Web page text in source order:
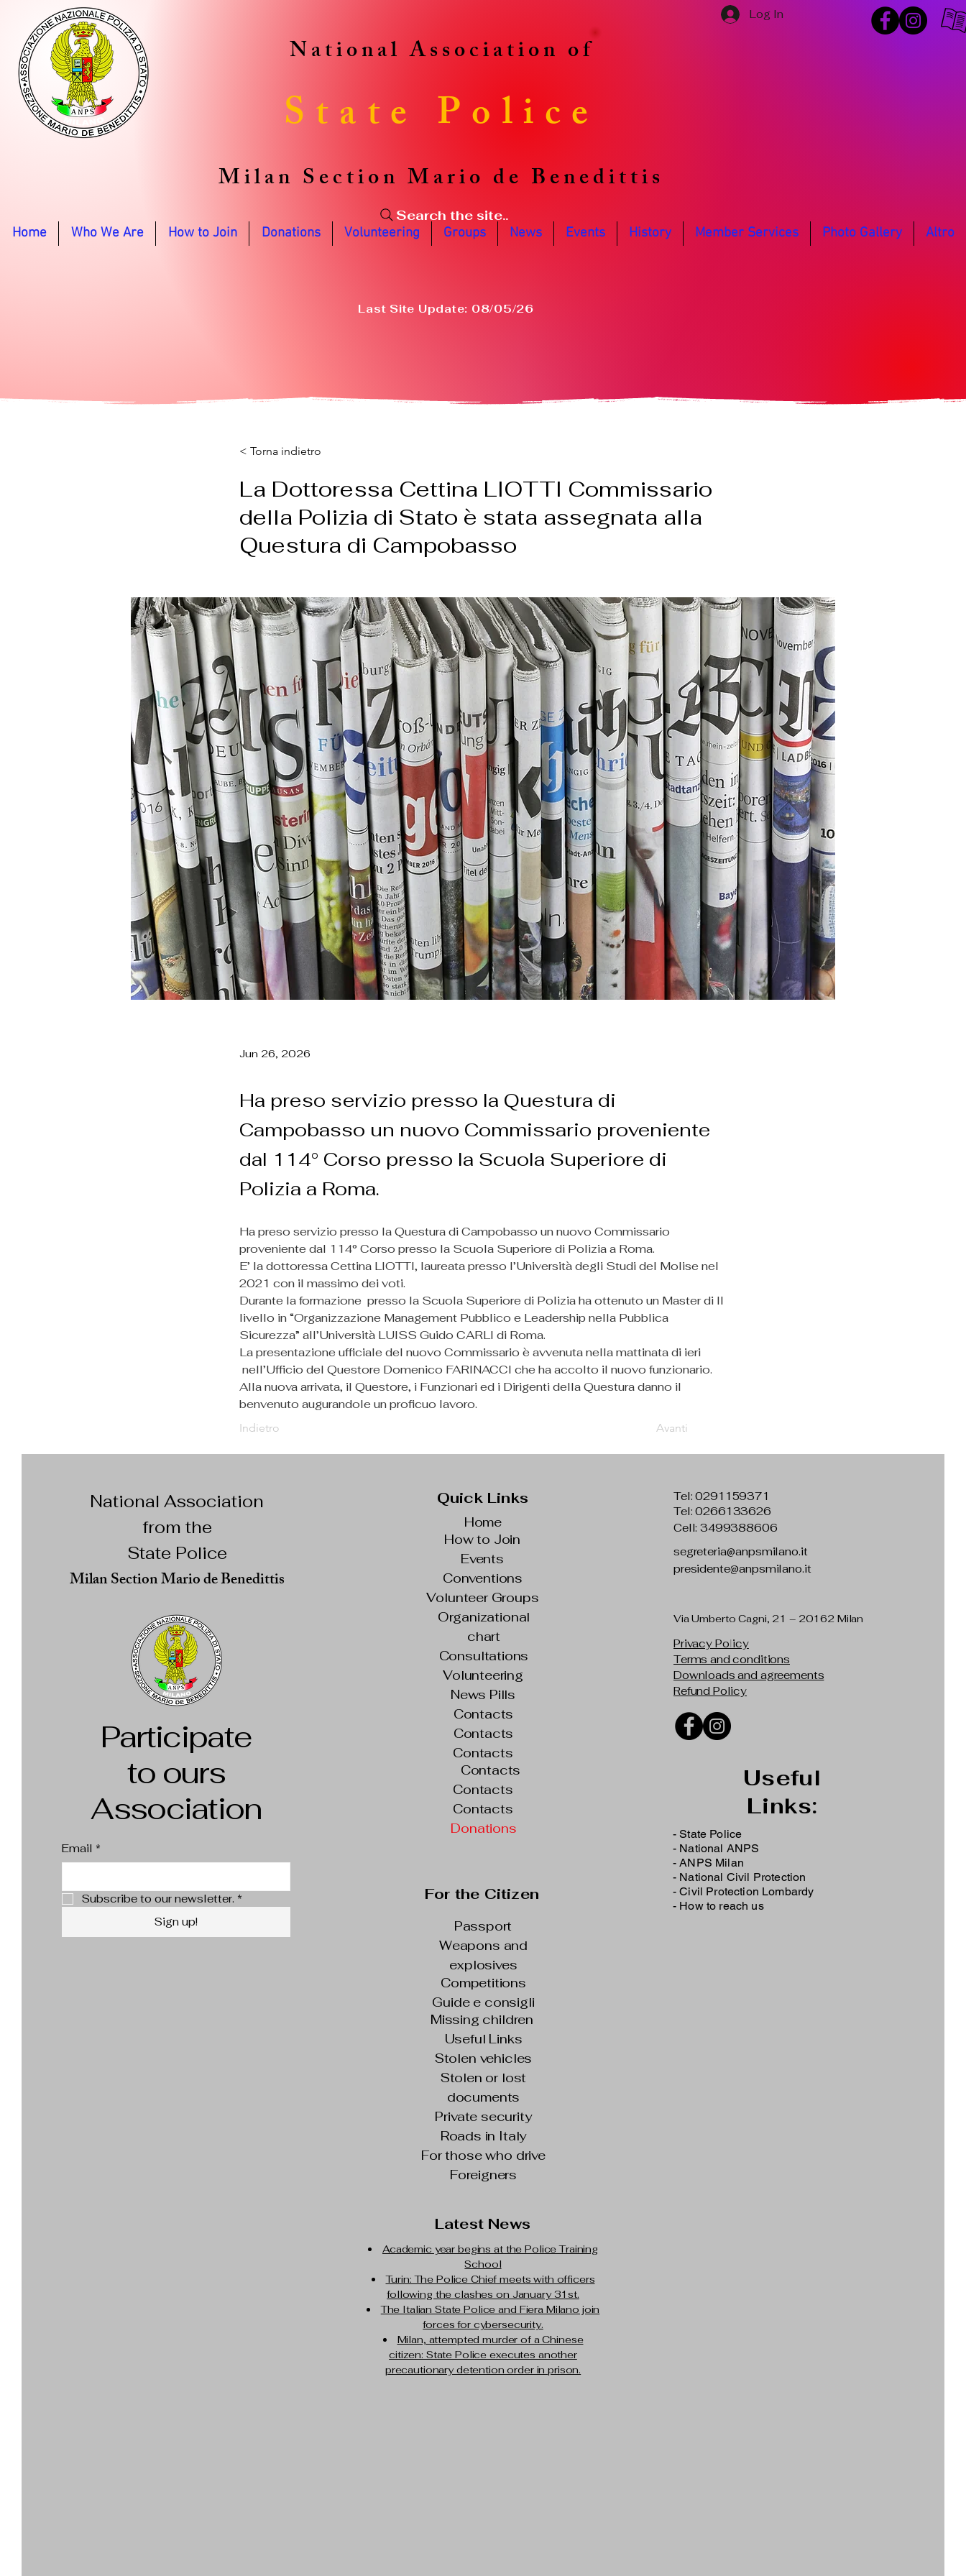
Log In
National Association of
State Police
Milan Section Mario de Benedittis
Search the site..
Last Site Update: 08/05/26
Home Who We Are How to Join Donations Volunteering Groups News Events History Member Services Photo Gallery Altro
< Torna indietro
La Dottoressa Cettina LIOTTI Commissario
della Polizia di Stato è stata assegnata alla
Questura di Campobasso
Jun 26, 2026
Ha preso servizio presso la Questura di
Campobasso un nuovo Commissario proveniente
dal 114° Corso presso la Scuola Superiore di
Polizia a Roma.
Ha preso servizio presso la Questura di Campobasso un nuovo Commissario
proveniente dal 114° Corso presso la Scuola Superiore di Polizia a Roma.
E’ la dottoressa Cettina LIOTTI, laureata presso l’Università degli Studi del Molise nel
2021 con il massimo dei voti.
Durante la formazione  presso la Scuola Superiore di Polizia ha ottenuto un Master di II
livello in “Organizzazione Management Pubblico e Leadership nella Pubblica
Sicurezza” all’Università LUISS Guido CARLI di Roma.
La presentazione ufficiale del nuovo Commissario è avvenuta nella mattinata di ieri
nell’Ufficio del Questore Domenico FARINACCI che ha accolto il nuovo funzionario.
Alla nuova arrivata, il Questore, i Funzionari ed i Dirigenti della Questura danno il
benvenuto augurandole un proficuo lavoro.
Indietro Avanti
National Association
from the
State Police
Milan Section Mario de Benedittis
Participate
to ours
Association
Email *
Subscribe to our newsletter. *
Sign up!
Quick Links
How to Join
Home
Events
Conventions
Volunteer Groups
Organizational
chart
Consultations
Volunteering
News Pills
Contacts
Contacts
Contacts
Contacts
Contacts
Contacts
Donations
For the Citizen
Passport
Weapons and
explosives
Competitions
Guide e consigli
Missing children
Useful Links
Stolen vehicles
Stolen or lost
documents
Private security
Roads in Italy
For those who drive
Foreigners
Latest News
Academic year begins at the Police Training
School
Turin: The Police Chief meets with officers
following the clashes on January 31st.
The Italian State Police and Fiera Milano join
forces for cybersecurity.
Milan, attempted murder of a Chinese
citizen: State Police executes another
precautionary detention order in prison.
Tel:0291159371
Tel: 0266133626
Cell: 3499388606
segreteria@anpsmilano.it
presidente@anpsmilano.it
Via Umberto Cagni, 21 – 20162 Milan
Privacy Policy
Terms and conditions
Downloads and agreements
Refund Policy
Useful
Links:
- State Police
- National ANPS
-ANPS Milan
- National Civil Protection
-Civil Protection Lombardy
- How to reach us